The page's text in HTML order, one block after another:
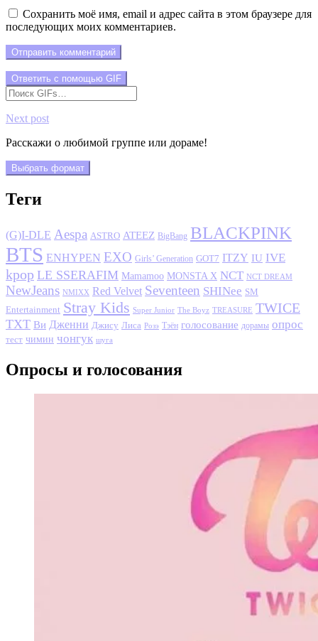
Сохранить моё имя, email и адрес сайта в этом браузере для
последующих моих комментариев.
Отправить комментарий
Ответить с помощью GIF
Next post
Расскажи о любимой группе или дораме!
Выбрать формат
Теги
(G)I-DLE Aespa ASTRO ATEEZ BigBang BLACKPINK
BTS ENHYPEN EXO Girls’ Generation GOT7 ITZY IU IVE
kpop LE SSERAFIM Mamamoo MONSTA X NCT NCT DREAM
NewJeans NMIXX Red Velvet Seventeen SHINee SM
Entertainment Stray Kids Super Junior The Boyz TREASURE TWICE
TXT Ви Дженни Джису Лиса Розэ Тэён голосование дорамы опрос
тест чимин чонгук шуга
Опросы и голосования